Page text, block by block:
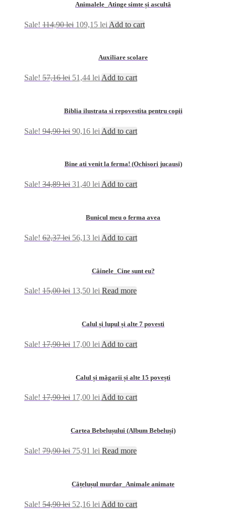
Animalele_Atinge simte și ascultă
Sale! 114,90lei 109,15 lei Add to cart
Auxiliare scolare
Sale! 57,16lei 51,44 lei Add to cart
Biblia ilustrata si repovestita pentru copii
Sale! 94,90lei 90,16 lei Add to cart
Bine ati venit la ferma! (Ochisori jucausi)
Sale! 34,89lei 31,40 lei Add to cart
Bunicul meu o ferma avea
Sale! 62,37lei 56,13 lei Add to cart
Câinele_Cine sunt eu?
Sale! 15,00lei 13,50 lei Read more
Calul și lupul și alte 7 povesti
Sale! 17,90lei 17,00 lei Add to cart
Calul și măgarii și alte 15 povești
Sale! 17,90lei 17,00 leiAdd to cart
Cartea Bebelușului (Album Bebeluși)
Sale! 79,90lei 75,91 lei Read more
Cățelușul murdar_Animale animate
Sale! 54,90lei 52,16 lei Add to cart